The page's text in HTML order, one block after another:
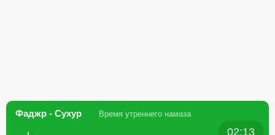
Фаджр - Сухур Время утреннего намаза
02:13